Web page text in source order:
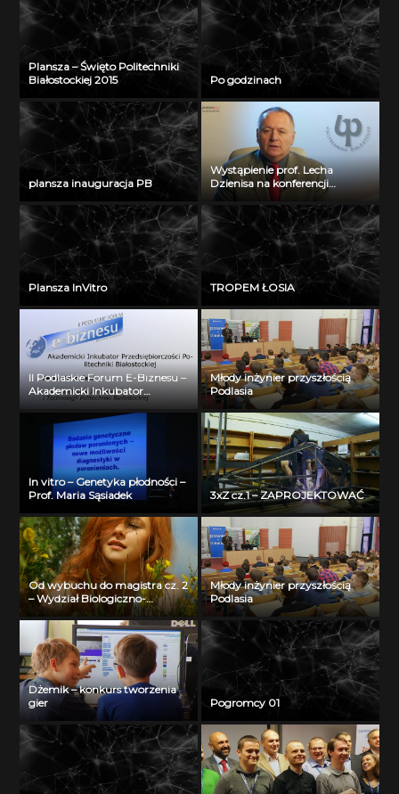
Plansza – Święto Politechniki
Białostockiej 2015
Po godzinach
plansza inauguracja PB
Wystąpienie prof. Lecha
Dzienisa na konferencji
„Integration, partnership and
innovations in civil engineering
and education”
Plansza InVitro TROPEM ŁOSIA
II Podlaskie Forum E-Biznesu –
Akademicki Inkubator
Przedsiębiorczości Politechniki
Białostockiej – Jerzy Muszyński
Młody inżynier przyszłością
Podlasia
In vitro – Genetyka płodności –
Prof. Maria Sąsiadek
3xZ cz.1 – ZAPROJEKTOWAĆ
Od wybuchu do magistra cz. 2
– Wydział Biologiczno-
Chemiczny Uniwersytetu w
Białymstoku
Młody inżynier przyszłością
Podlasia
Dżemik – konkurs tworzenia
gier
Pogromcy 01